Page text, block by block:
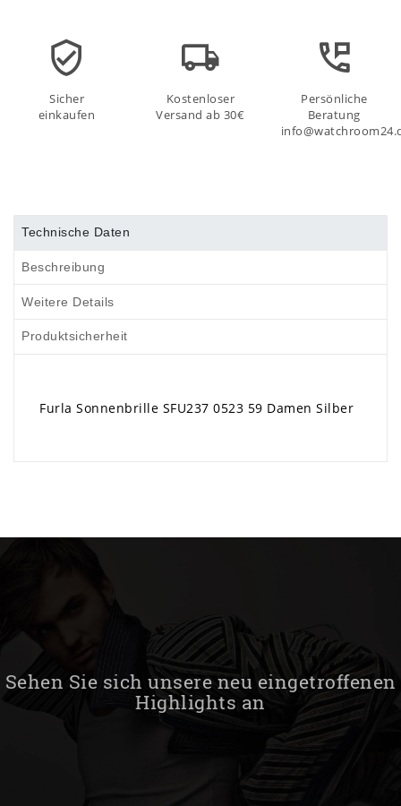
Sicher
einkaufen
Kostenloser
Versand ab 30€
Persönliche
Beratung
Technische Daten
Beschreibung
Weitere Details
Produktsicherheit
Furla Sonnenbrille SFU237 0523 59 Damen Silber
Sehen Sie sich unsere neu eingetroffenen
Highlights an